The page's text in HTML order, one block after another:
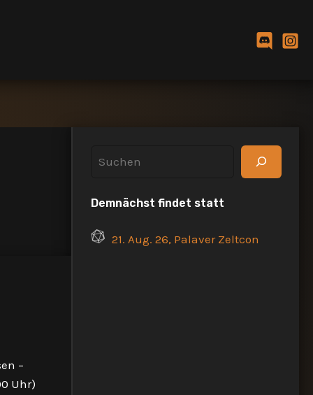
–
Uhr)
c
h
Demnächst findet statt
21. Aug. 26, Palaver Zeltcon